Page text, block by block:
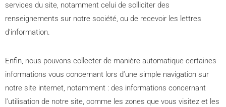
services du site, notamment celui de solliciter des
renseignements sur notre société, ou de recevoir les lettres
d’information.
Enfin, nous pouvons collecter de manière automatique certaines
informations vous concernant lors d’une simple navigation sur
notre site internet, notamment : des informations concernant
l’utilisation de notre site, comme les zones que vous visitez et les